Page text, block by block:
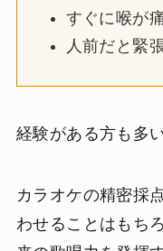
すぐに喉が
人前だと緊
経験がある方も多
カラオケの精密採
わせることはもち